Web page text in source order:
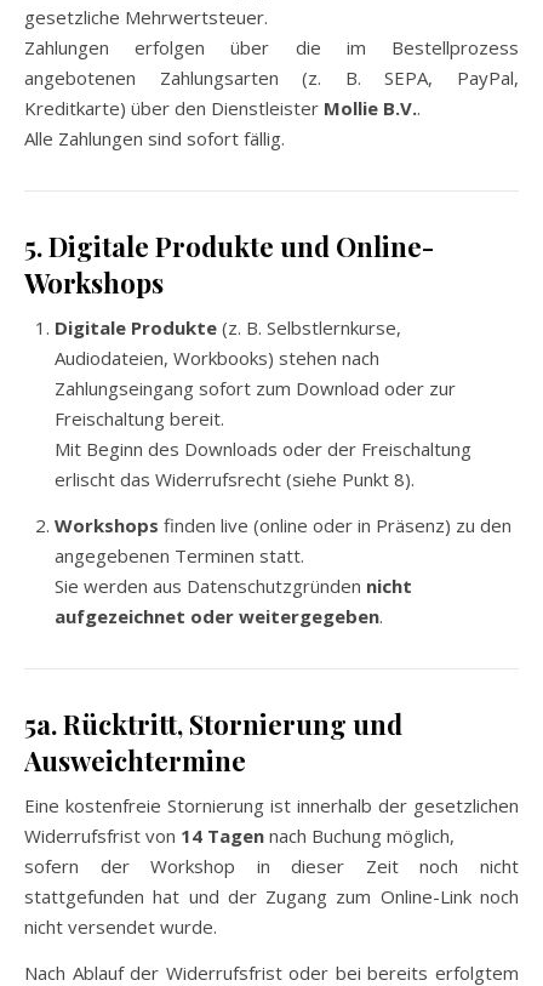
gesetzliche Mehrwertsteuer.
Zahlungen erfolgen über die im Bestellprozess
angebotenen Zahlungsarten (z. B. SEPA, PayPal,
Kreditkarte) über den Dienstleister Mollie B.V..
Alle Zahlungen sind sofort fällig.
5. Digitale Produkte und Online-
Workshops
Digitale Produkte (z. B. Selbstlernkurse,
Audiodateien, Workbooks) stehen nach
Zahlungseingang sofort zum Download oder zur
Freischaltung bereit.
Mit Beginn des Downloads oder der Freischaltung
erlischt das Widerrufsrecht (siehe Punkt 8).
Workshops finden live (online oder in Präsenz) zu den
angegebenen Terminen statt.
Sie werden aus Datenschutzgründen nicht
aufgezeichnet oder weitergegeben.
5a. Rücktritt, Stornierung und
Ausweichtermine
Eine kostenfreie Stornierung ist innerhalb der gesetzlichen
Widerrufsfrist von 14 Tagen nach Buchung möglich,
sofern der Workshop in dieser Zeit noch nicht
stattgefunden hat und der Zugang zum Online-Link noch
nicht versendet wurde.
Nach Ablauf der Widerrufsfrist oder bei bereits erfolgtem